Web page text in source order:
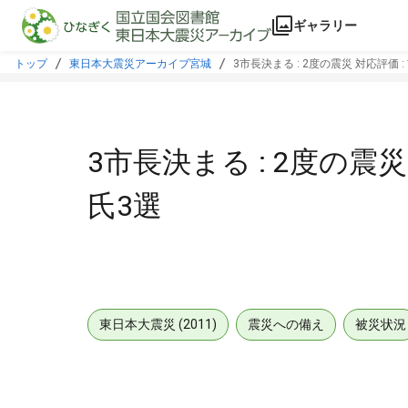
本文に飛ぶ
ギャラリー
トップ 東日本大震災アーカイブ宮城 3市長決まる : 2度の震災 対応評価 :
3市長決まる : 2度の震
氏3選
東日本大震災 (2011) 震災への備え 被災状況